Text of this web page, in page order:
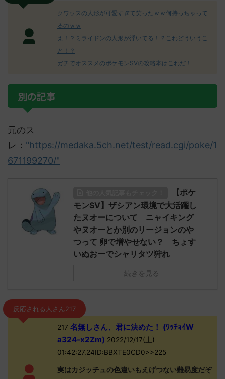
クワッスの人形が可愛すぎて笑ったｗｗ何持っちゃって
るのｗｗ
え！？ミライドンの人形が浮いてる！？これどういうこ
と！？
ガチでオススメのポケモンSVの攻略本はこれだ！
別の記事
元のス
レ： "https://medaka.5ch.net/test/read.cgi/poke/1
671199270/"
【ポケ
モンSV】ザシアン環境で大活躍し
たヌオーについて ニャイキング
やヌオーとか別のリージョンのや
つって 卵で増やせない？ ちょす
いぬおーでシャリタツ狩れ
続きを見る
反応される人さん217
217 名無しさん、君に決めた！ (ﾜｯﾁｮｲW
a324-x2Zm) 2022/12/17(土)
01:42:27.24ID:BBXTE0CD0>>225
実はカジッチュの色違いもえげつない難易度だぞ